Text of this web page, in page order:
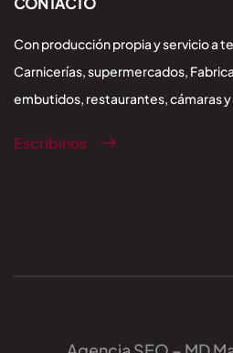
Con producción propia y servicio a
Carnicerías, supermercados,
embutidos, restaurantes, cámaras
Escribinos